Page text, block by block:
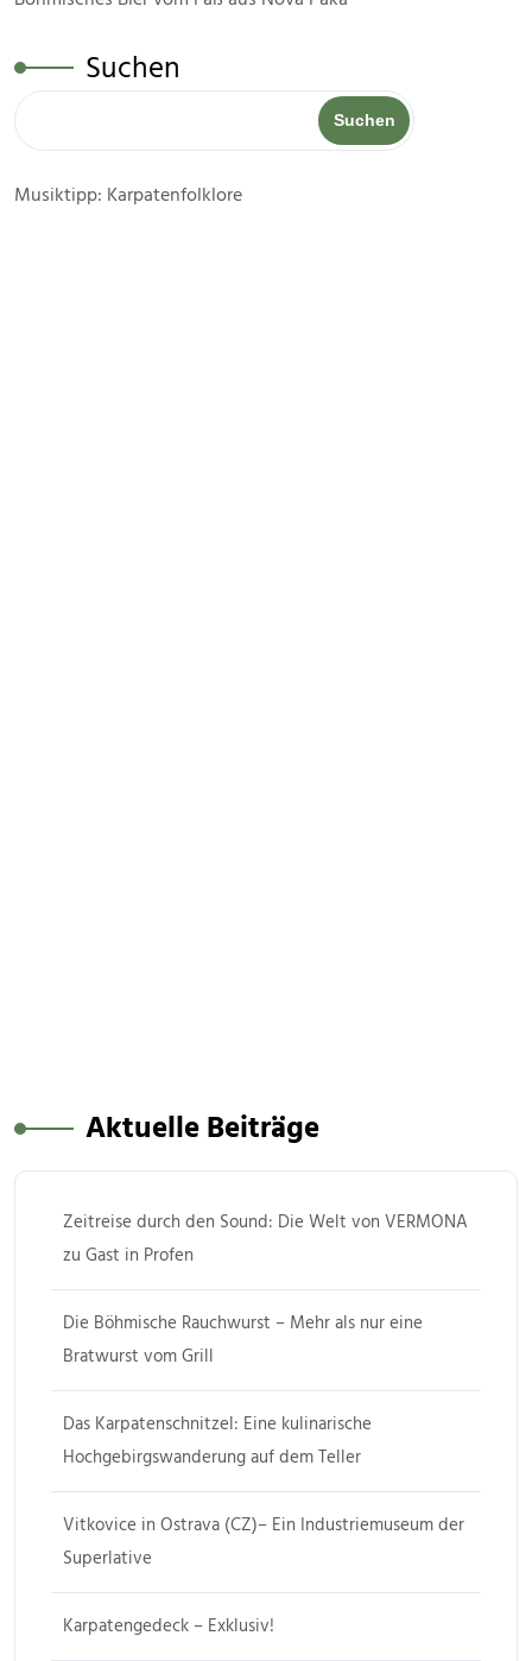
Suchen
Suchen
Musiktipp: Karpatenfolklore
Aktuelle Beiträge
Zeitreise durch den Sound: Die Welt von VERMONA
zu Gast in Profen
Die Böhmische Rauchwurst – Mehr als nur eine
Bratwurst vom Grill
Das Karpatenschnitzel: Eine kulinarische
Hochgebirgswanderung auf dem Teller
Vitkovice in Ostrava (CZ)– Ein Industriemuseum der
Superlative
Karpatengedeck – Exklusiv!